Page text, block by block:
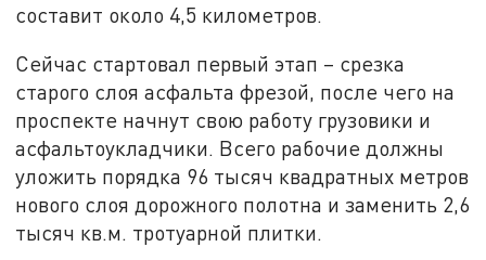
составит около 4,5 километров.
Сейчас стартовал первый этап – срезка
старого слоя асфальта фрезой, после чего на
проспекте начнут свою работу грузовики и
асфальтоукладчики. Всего рабочие должны
уложить порядка 96 тысяч квадратных метров
нового слоя дорожного полотна и заменить 2,6
тысяч кв.м. тротуарной плитки.